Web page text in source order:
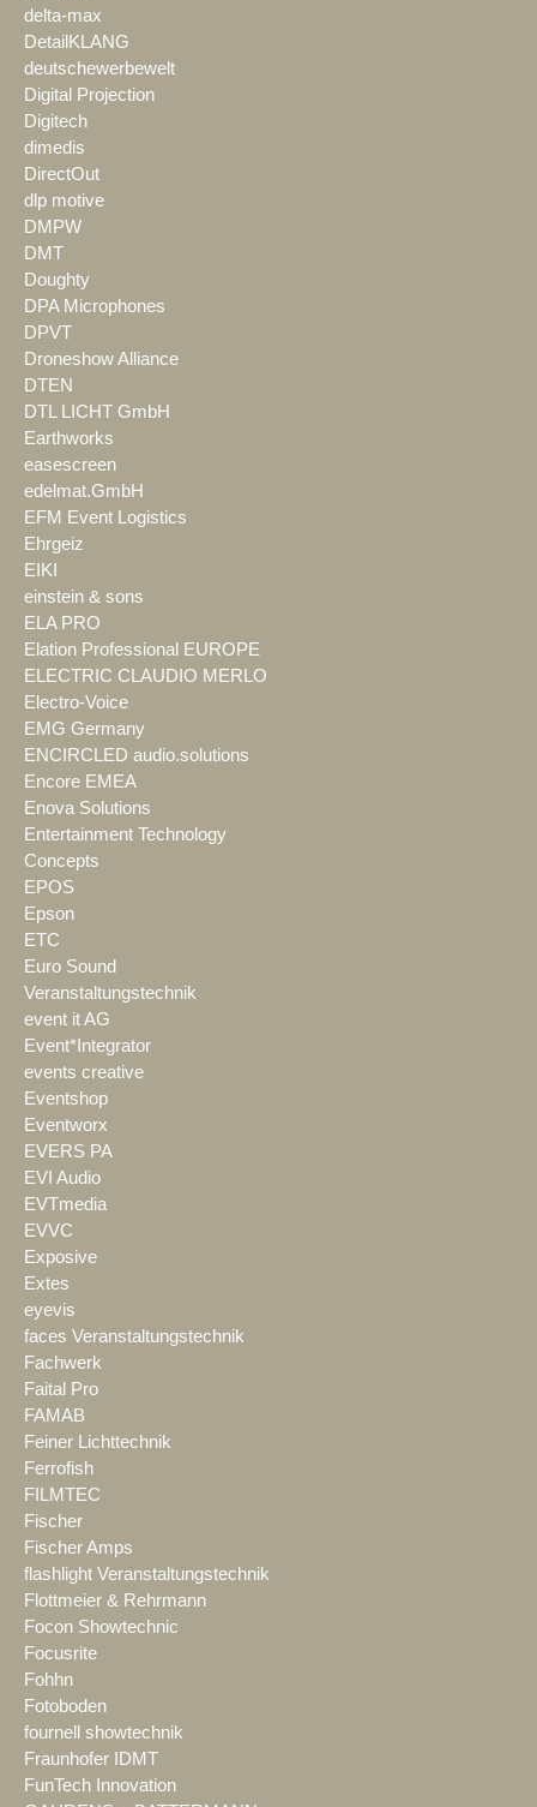
delta-max
DetailKLANG
deutschewerbewelt
Digital Projection
Digitech
dimedis
DirectOut
dlp motive
DMPW
DMT
Doughty
DPA Microphones
DPVT
Droneshow Alliance
DTEN
DTL LICHT GmbH
Earthworks
easescreen
edelmat.GmbH
EFM Event Logistics
Ehrgeiz
EIKI
einstein & sons
ELA PRO
Elation Professional EUROPE
ELECTRIC CLAUDIO MERLO
Electro-Voice
EMG Germany
ENCIRCLED audio.solutions
Encore EMEA
Enova Solutions
Entertainment Technology
Concepts
EPOS
Epson
ETC
Euro Sound
Veranstaltungstechnik
event it AG
Event*Integrator
events creative
Eventshop
Eventworx
EVERS PA
EVI Audio
EVTmedia
EVVC
Exposive
Extes
eyevis
faces Veranstaltungstechnik
Fachwerk
Faital Pro
FAMAB
Feiner Lichttechnik
Ferrofish
FILMTEC
Fischer
Fischer Amps
flashlight Veranstaltungstechnik
Flottmeier & Rehrmann
Focon Showtechnic
Focusrite
Fohhn
Fotoboden
fournell showtechnik
Fraunhofer IDMT
FunTech Innovation